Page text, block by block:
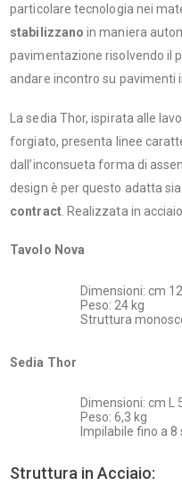
particolare tecnologia nei
stabilizzanoin maniera
pavimentazione risolvendo il
andare incontro su pavimenti
La sedia Thor, ispirata alle
forgiato, presenta linee
dall’inconsueta forma di
design è per questo adatta
contract. Realizzata in acciaio.
Tavolo Nova
Dimensioni: cm
Peso: 24 kg
Struttura
Sedia Thor
Dimensioni: cm L
Peso: 6,3 kg
Impilabile fino a 8
Struttura in Acciaio: